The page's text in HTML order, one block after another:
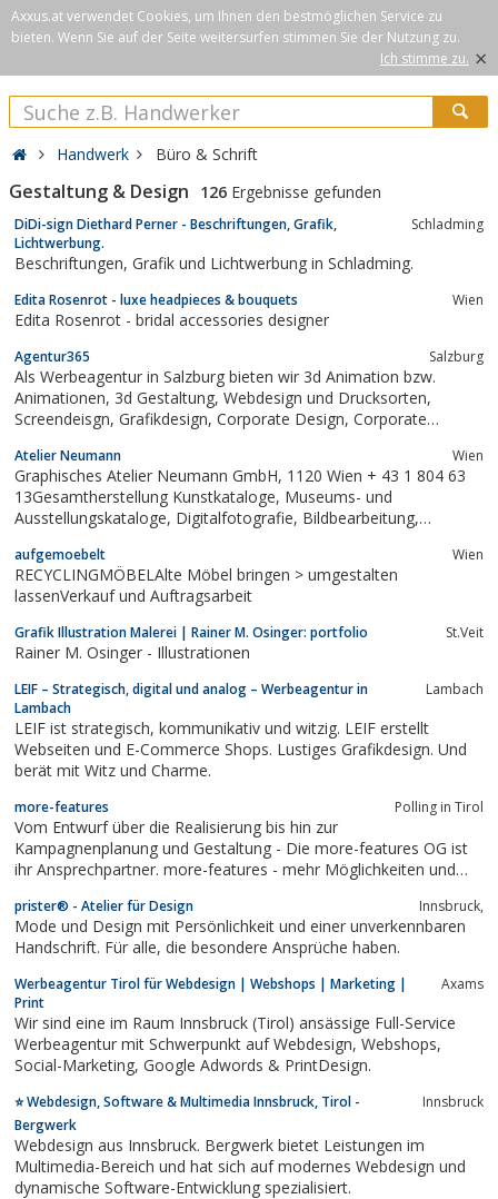
Axxus.at verwendet Cookies, um Ihnen den bestmöglichen Service zu
bieten. Wenn Sie auf der Seite weitersurfen stimmen Sie der Nutzung zu.
Ich stimme zu. ×
Handwerk Büro & Schrift
Gestaltung & Design 126 Ergebnisse gefunden
DiDi-sign Diethard Perner - Beschriftungen, Grafik,
Lichtwerbung.
Schladming
Beschriftungen, Grafik und Lichtwerbung in Schladming.
Edita Rosenrot - luxe headpieces & bouquets Wien
Edita Rosenrot - bridal accessories designer
Agentur365 Salzburg
Als Werbeagentur in Salzburg bieten wir 3d Animation bzw.
Animationen, 3d Gestaltung, Webdesign und Drucksorten,
Screendeisgn, Grafikdesign, Corporate Design, Corporate
Atelier Neumann Wien
Graphisches Atelier Neumann GmbH, 1120 Wien + 43 1 804 63
13Gesamtherstellung Kunstkataloge, Museums- und
Ausstellungskataloge, Digitalfotografie, Bildbearbeitung,
aufgemoebelt Wien
RECYCLINGMÖBELAlte Möbel bringen > umgestalten
lassenVerkauf und Auftragsarbeit
Grafik Illustration Malerei | Rainer M. Osinger: portfolio St.Veit
Rainer M. Osinger - Illustrationen
LEIF – Strategisch, digital und analog – Werbeagentur in
Lambach
Lambach
LEIF ist strategisch, kommunikativ und witzig. LEIF erstellt
Webseiten und E-Commerce Shops. Lustiges Grafikdesign. Und
berät mit Witz und Charme.
more-features Polling in Tirol
Vom Entwurf über die Realisierung bis hin zur
Kampagnenplanung und Gestaltung - Die more-features OG ist
ihr Ansprechpartner. more-features - mehr Möglichkeiten und
prister® - Atelier für Design Innsbruck,
Mode und Design mit Persönlichkeit und einer unverkennbaren
Handschrift. Für alle, die besondere Ansprüche haben.
Werbeagentur Tirol für Webdesign | Webshops | Marketing |
Print
Axams
Wir sind eine im Raum Innsbruck (Tirol) ansässige Full-Service
Werbeagentur mit Schwerpunkt auf Webdesign, Webshops,
Social-Marketing, Google Adwords & PrintDesign.
⭐️ Webdesign, Software & Multimedia Innsbruck, Tirol -
Bergwerk
Innsbruck
Webdesign aus Innsbruck. Bergwerk bietet Leistungen im
Multimedia-Bereich und hat sich auf modernes Webdesign und
dynamische Software-Entwicklung spezialisiert.